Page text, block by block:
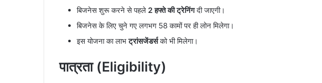
बिजनेस शुरू करने से पहले 2 हफ्ते की ट्रेनिंगदी जाएगी।
बिजनेस के लिए चुने गए लगभग 58 कामों पर ही लोन मिलेगा।
इस योजना का लाभट्रांसजेंडर्सको भी मिलेगा।
पात्रता (Eligibility)